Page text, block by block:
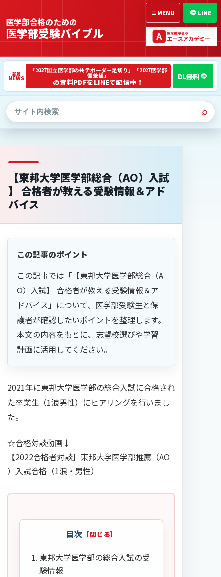
医学部合格のための
医学部受験バイブル
NEWS
「2027国立医学部の共テボーダー足切り」「2027医学部
偏差値」
の資料PDFをLINEで配信中！
⌕
LINE
≡MENU
【東邦大学医学部総合（AO）入試
】 合格者が教える受験情報＆アド
バイス
この記事のポイント
この記事では「【東邦大学医学部総合（A
O）入試】 合格者が教える受験情報＆ア
ドバイス」について、医学部受験生と保
護者が確認したいポイントを整理します。
本文の内容をもとに、志望校選びや学習
計画に活用してください。
2021年に東邦大学医学部の総合入試に合格され
た卒業生（1浪男性）にヒアリングを行いまし
た。
☆合格対談動画↓
【2022合格者対談】東邦大学医学部推薦（AO
）入試合格（1浪・男性）
目次
東邦大学医学部の総合入試の受
験情報